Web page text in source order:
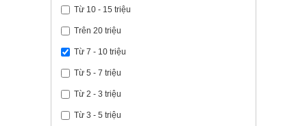
Từ 10 - 15 triệu
Trên 20 triệu
Từ 7 - 10 triệu
Từ 5 - 7 triệu
Từ 2 - 3 triệu
Từ 3 - 5 triệu